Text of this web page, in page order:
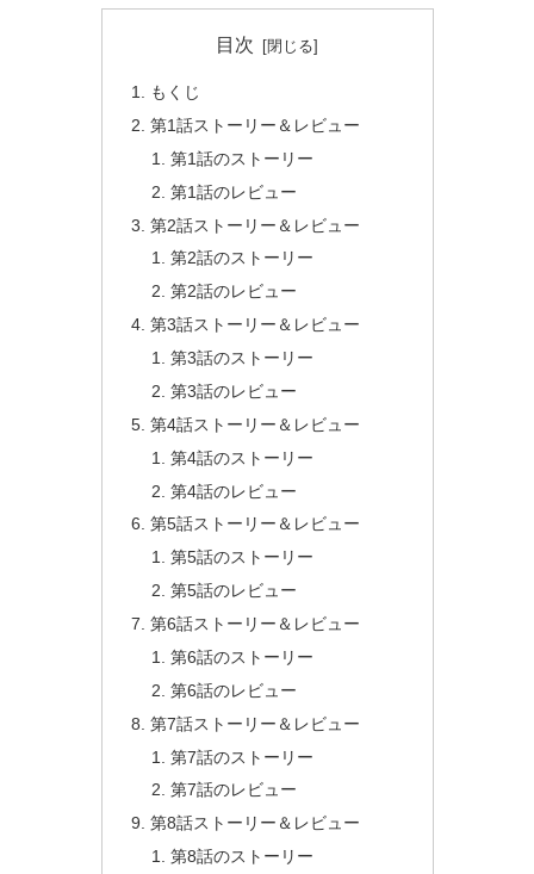
目次
もくじ
第1話ストーリー＆レビュー
第1話のストーリー
第1話のレビュー
第2話ストーリー＆レビュー
第2話のストーリー
第2話のレビュー
第3話ストーリー＆レビュー
第3話のストーリー
第3話のレビュー
第4話ストーリー＆レビュー
第4話のストーリー
第4話のレビュー
第5話ストーリー＆レビュー
第5話のストーリー
第5話のレビュー
第6話ストーリー＆レビュー
第6話のストーリー
第6話のレビュー
第7話ストーリー＆レビュー
第7話のストーリー
第7話のレビュー
第8話ストーリー＆レビュー
第8話のストーリー